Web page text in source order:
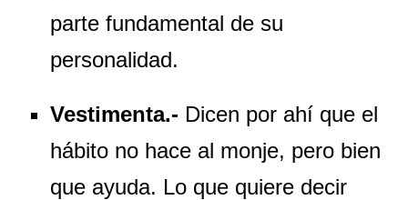
parte fundamental de su
personalidad.
Vestimenta.- Dicen por ahí que el
hábito no hace al monje, pero bien
que ayuda. Lo que quiere decir